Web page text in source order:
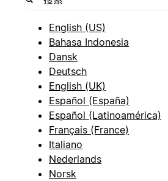
English (US)
Bahasa Indonesia
Dansk
Deutsch
English (UK)
Español (España)
Español (Latinoamérica)
Français (France)
Italiano
Nederlands
Norsk